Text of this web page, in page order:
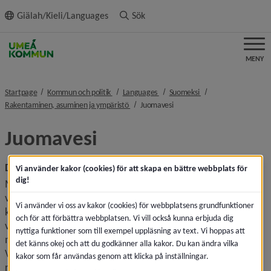
innehållet
Giälah/Kieli/Languages Sök
MENY
Startpage Kommun och politik nivå i brödsmulenavigeringen
Languages nivå i brödsmulenavigeringen
Suomeksi nivå i
Rakentaminen, asuminen ja ympäristö nivå i brödsmulenavigeringen
Juomavesinivå i brödsmulenavigeringen
Juomavesi
Dricksvatten
Melkein kaikki uumajalaiset kuuluvat kunnallisen
vesilaitoksen piiriin. Vakin (kunnallinen yhtiö) vastaa
kunnallisten vesilaitosten käytöstä ja kunta huolehtii, että
vettä kontrolloidaan säännöllisesti laaditun ohjelman
mukaan niin, että hyvän vedenlaadun raja-arvot säilyvät.
Vesilaitosten vettä ei käytetä pelkästään juomiin ja
ruoanlaittoon — samaa vettä käytetään tiskaamiseen,
Vi använder kakor (cookies) för att skapa en bättre webbplats för
dig!
Vi använder vi oss av kakor (cookies) för webbplatsens grundfunktioner
och för att förbättra webbplatsen. Vi vill också kunna erbjuda dig
nyttiga funktioner som till exempel uppläsning av text. Vi hoppas att
det känns okej och att du godkänner alla kakor. Du kan ändra vilka
kakor som får användas genom att klicka på inställningar.